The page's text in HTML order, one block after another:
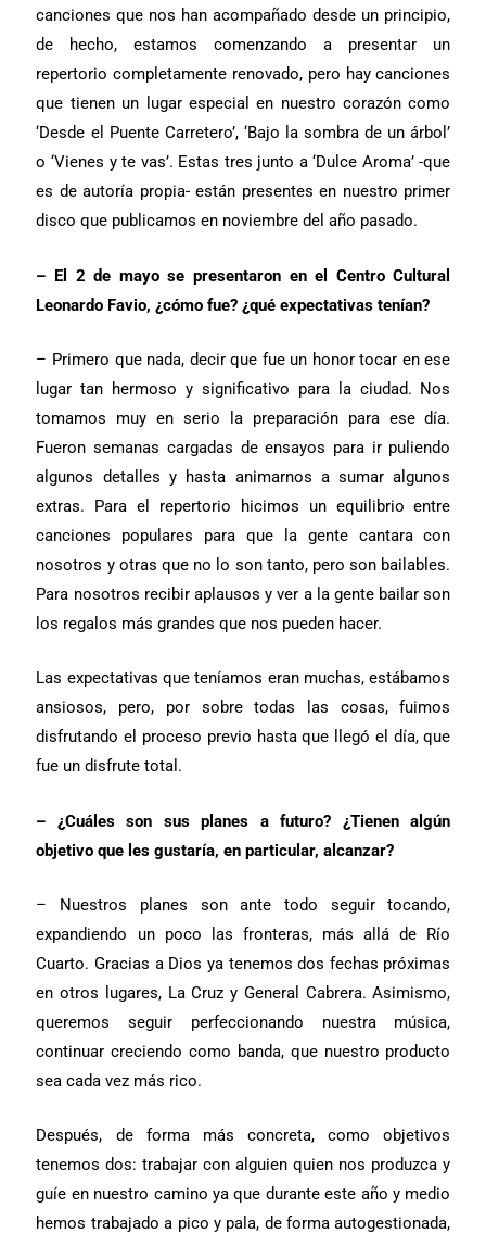
canciones que nos han acompañado desde un principio,
de hecho, estamos comenzando a presentar un
repertorio completamente renovado, pero hay canciones
que tienen un lugar especial en nuestro corazón como
‘Desde el Puente Carretero’, ‘Bajo la sombra de un árbol’
o ‘Vienes y te vas’. Estas tres junto a ‘Dulce Aroma’ -que
es de autoría propia- están presentes en nuestro primer
disco que publicamos en noviembre del año pasado.
– El 2 de mayo se presentaron en el Centro Cultural
Leonardo Favio, ¿cómo fue? ¿qué expectativas tenían?
– Primero que nada, decir que fue un honor tocar en ese
lugar tan hermoso y significativo para la ciudad. Nos
tomamos muy en serio la preparación para ese día.
Fueron semanas cargadas de ensayos para ir puliendo
algunos detalles y hasta animarnos a sumar algunos
extras. Para el repertorio hicimos un equilibrio entre
canciones populares para que la gente cantara con
nosotros y otras que no lo son tanto, pero son bailables.
Para nosotros recibir aplausos y ver a la gente bailar son
los regalos más grandes que nos pueden hacer.
Las expectativas que teníamos eran muchas, estábamos
ansiosos, pero, por sobre todas las cosas, fuimos
disfrutando el proceso previo hasta que llegó el día, que
fue un disfrute total.
– ¿Cuáles son sus planes a futuro? ¿Tienen algún
objetivo que les gustaría, en particular, alcanzar?
– Nuestros planes son ante todo seguir tocando,
expandiendo un poco las fronteras, más allá de Río
Cuarto. Gracias a Dios ya tenemos dos fechas próximas
en otros lugares, La Cruz y General Cabrera. Asimismo,
queremos seguir perfeccionando nuestra música,
continuar creciendo como banda, que nuestro producto
sea cada vez más rico.
Después, de forma más concreta, como objetivos
tenemos dos: trabajar con alguien quien nos produzca y
guíe en nuestro camino ya que durante este año y medio
hemos trabajado a pico y pala, de forma autogestionada,